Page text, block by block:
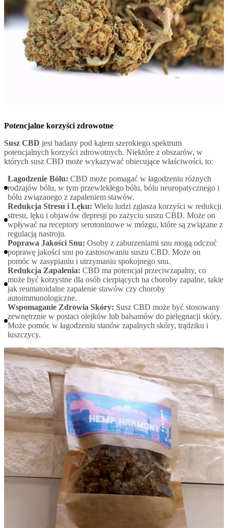
Potencjalne korzyści zdrowotne
Susz CBD jest badany pod kątem szerokiego spektrum
potencjalnych korzyści zdrowotnych. Niektóre z obszarów, w
których susz CBD może wykazywać obiecujące właściwości, to:
Łagodzenie Bólu: CBD może pomagać w łagodzeniu różnych
rodzajów bólu, w tym przewlekłego bólu, bólu neuropatycznego i
bólu związanego z zapaleniem stawów.
Redukcja Stresu i Lęku: Wielu ludzi zgłasza korzyści w redukcji
stresu, lęku i objawów depresji po zażyciu suszu CBD. Może on
wpływać na receptory serotoninowe w mózgu, które są związane z
regulacją nastroju.
Poprawa Jakości Snu: Osoby z zaburzeniami snu mogą odczuć
poprawę jakości snu po zastosowaniu suszu CBD. Może on
pomóc w zasypianiu i utrzymaniu spokojnego snu.
Redukcja Zapalenia: CBD ma potencjał przeciwzapalny, co
może być korzystne dla osób cierpiących na choroby zapalne, takie
jak reumatoidalne zapalenie stawów czy choroby
autoimmunologiczne.
Wspomaganie Zdrowia Skóry: Susz CBD może być stosowany
zewnętrznie w postaci olejków lub balsamów do pielęgnacji skóry.
Może pomóc w łagodzeniu stanów zapalnych skóry, trądziku i
łuszczycy.